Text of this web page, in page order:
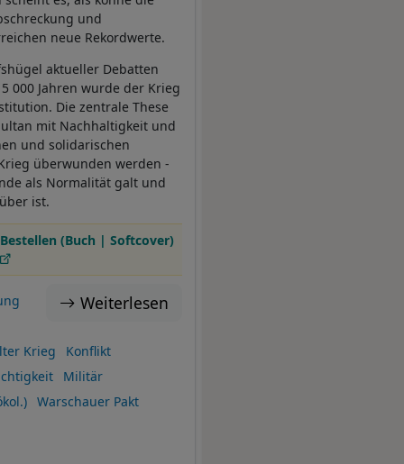
und
neue Rekordwerte.
aktueller Debatten
000 Jahren wurde der Krieg
Die zentrale These
mit Nachhaltigkeit und
und solidarischen
überwunden werden -
als Normalität galt und
ist.
Bestellen (Buch | Softcover)
Weiterlesen
Krieg
Konflikt
Militär
Warschauer Pakt